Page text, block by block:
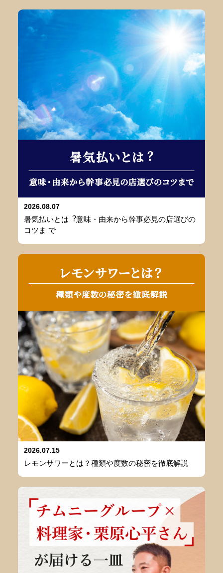
2026.08.07
暑気払いとは︖意味・由来から幹事必⾒の店選びの
コツま で
2026.07.15
レモンサワーとは？種類や度数の秘密を徹底解説